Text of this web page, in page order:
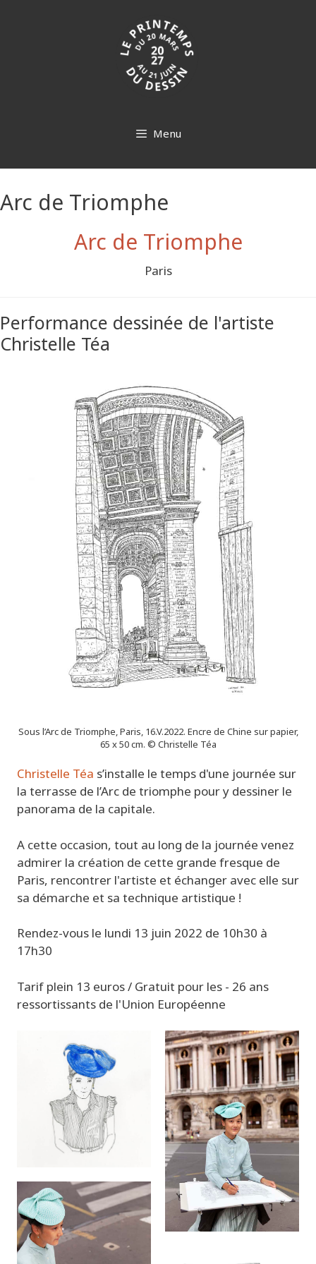
Menu
Arc de Triomphe
Arc de Triomphe
Paris
Performance dessinée de l'artiste
Christelle Téa
Sous l’Arc de Triomphe, Paris, 16.V.2022. Encre de Chine sur papier,
65 x 50 cm. © Christelle Téa
Christelle Téa s’installe le temps d'une journée sur
la terrasse de l’Arc de triomphe pour y dessiner le
panorama de la capitale.
A cette occasion, tout au long de la journée venez
admirer la création de cette grande fresque de
Paris, rencontrer l'artiste et échanger avec elle sur
sa démarche et sa technique artistique !
Rendez-vous le lundi 13 juin 2022 de 10h30 à
17h30
Tarif plein 13 euros / Gratuit pour les - 26 ans
ressortissants de l'Union Européenne